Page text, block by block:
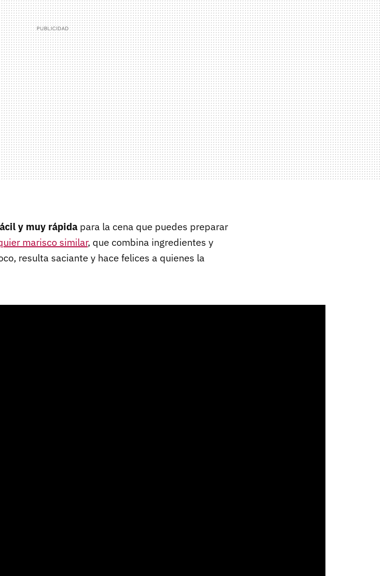
y muy rápida para la cena que puedes preparar
marisco similar, que combina ingredientes y
resulta saciante y hace felices a quienes la